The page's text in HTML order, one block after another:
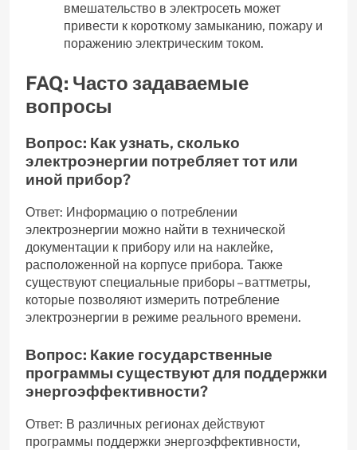
вмешательство в электросеть может
привести к короткому замыканию, пожару и
поражению электрическим током.
FAQ: Часто задаваемые
вопросы
Вопрос: Как узнать, сколько
электроэнергии потребляет тот или
иной прибор?
Ответ: Информацию о потреблении
электроэнергии можно найти в технической
документации к прибору или на наклейке,
расположенной на корпусе прибора. Также
существуют специальные приборы – ваттметры,
которые позволяют измерить потребление
электроэнергии в режиме реального времени.
Вопрос: Какие государственные
программы существуют для поддержки
энергоэффективности?
Ответ: В различных регионах действуют
программы поддержки энергоэффективности,